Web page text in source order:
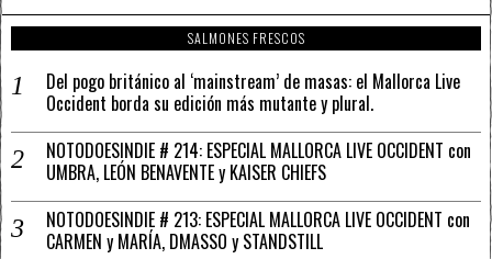
SALMONES FRESCOS
Del pogo británico al ‘mainstream’ de masas: el Mallorca Live
Occident borda su edición más mutante y plural.
NOTODOESINDIE # 214: ESPECIAL MALLORCA LIVE OCCIDENT con
UMBRA, LEÓN BENAVENTE y KAISER CHIEFS
NOTODOESINDIE # 213: ESPECIAL MALLORCA LIVE OCCIDENT con
CARMEN y MARÍA, DMASSO y STANDSTILL